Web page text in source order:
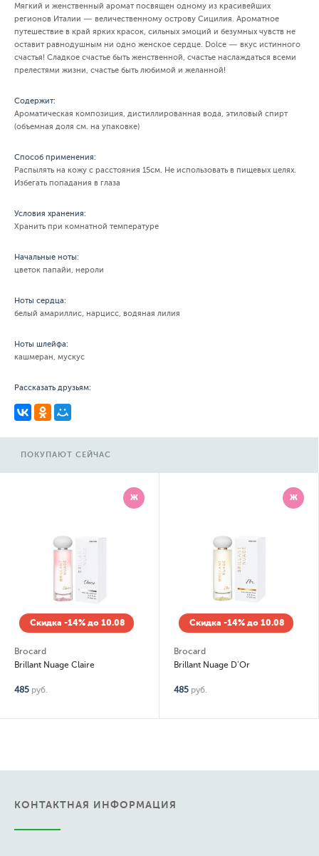
Мягкий и женственный аромат посвящен одному из красивейших
регионов Италии — величественному острову Сицилия. Ароматное
путешествие в край ярких красок, сильных эмоций и безумных чувств не
оставит равнодушным ни одно женское сердце. Dolce — вкус истинного
счастья! Сладкое счастье быть женственной, счастье наслаждаться всеми
прелестями жизни, счастье быть любимой и желанной!
Содержит:
Ароматическая композиция, дистиллированная вода, этиловый спирт
(объемная доля см. на упаковке)
Способ применения:
Распылять на кожу с расстояния 15см. Не использовать в пищевых целях.
Избегать попадания в глаза
Условия хранения:
Хранить при комнатной температуре
Начальные ноты:
цветок папайи, нероли
Ноты сердца:
белый амариллис, нарцисс, водяная лилия
Ноты шлейфа:
кашмеран, мускус
Рассказать друзьям:
ПОКУПАЮТ СЕЙЧАС
Ж
Скидка -14% до 10.08
Brocard
Brillant Nuage Claire
485 руб.
Ж
Скидка -14% до 10.08
Brocard
Brillant Nuage D'Or
485 руб.
КОНТАКТНАЯ ИНФОРМАЦИЯ